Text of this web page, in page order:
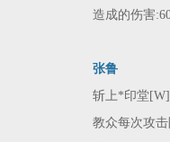
造成的伤害
张鲁
斩上*印堂
教众每次攻